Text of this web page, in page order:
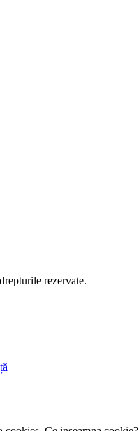
rezervate.